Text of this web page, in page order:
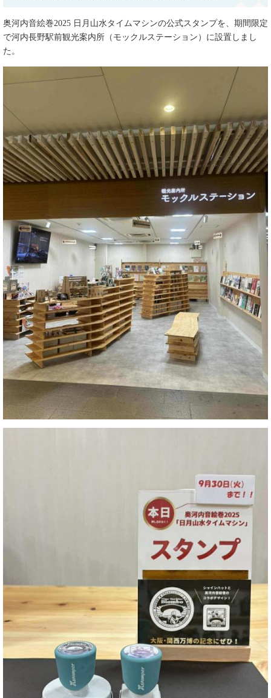
奥河内音絵巻2025 日月山水タイムマシンの公式スタンプを、期間限定
で河内長野駅前観光案内所（モックルステーション）に設置しまし
た。